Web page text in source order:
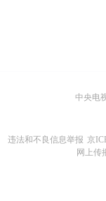
中央电
违法和不良信息举报 京
网上传